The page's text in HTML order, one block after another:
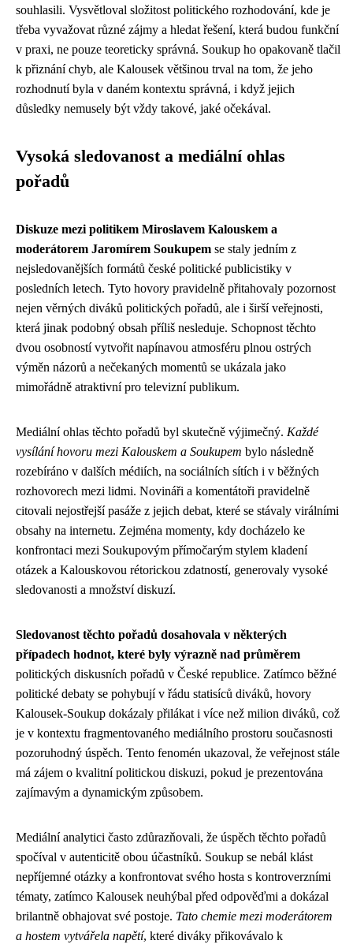
souhlasili. Vysvětloval složitost politického rozhodování, kde je
třeba vyvažovat různé zájmy a hledat řešení, která budou funkční
v praxi, ne pouze teoreticky správná. Soukup ho opakovaně tlačil
k přiznání chyb, ale Kalousek většinou trval na tom, že jeho
rozhodnutí byla v daném kontextu správná, i když jejich
důsledky nemusely být vždy takové, jaké očekával.
Vysoká sledovanost a mediální ohlas
pořadů
Diskuze mezi politikem Miroslavem Kalouskem a
moderátorem Jaromírem Soukupem se staly jedním z
nejsledovanějších formátů české politické publicistiky v
posledních letech. Tyto hovory pravidelně přitahovaly pozornost
nejen věrných diváků politických pořadů, ale i širší veřejnosti,
která jinak podobný obsah příliš nesleduje. Schopnost těchto
dvou osobností vytvořit napínavou atmosféru plnou ostrých
výměn názorů a nečekaných momentů se ukázala jako
mimořádně atraktivní pro televizní publikum.
Mediální ohlas těchto pořadů byl skutečně výjimečný. Každé
vysílání hovoru mezi Kalouskem a Soukupem bylo následně
rozebíráno v dalších médiích, na sociálních sítích i v běžných
rozhovorech mezi lidmi. Novináři a komentátoři pravidelně
citovali nejostřejší pasáže z jejich debat, které se stávaly virálními
obsahy na internetu. Zejména momenty, kdy docházelo ke
konfrontaci mezi Soukupovým přímočarým stylem kladení
otázek a Kalouskovou rétorickou zdatností, generovaly vysoké
sledovanosti a množství diskuzí.
Sledovanost těchto pořadů dosahovala v některých
případech hodnot, které byly výrazně nad průměrem
politických diskusních pořadů v České republice. Zatímco běžné
politické debaty se pohybují v řádu statisíců diváků, hovory
Kalousek-Soukup dokázaly přilákat i více než milion diváků, což
je v kontextu fragmentovaného mediálního prostoru současnosti
pozoruhodný úspěch. Tento fenomén ukazoval, že veřejnost stále
má zájem o kvalitní politickou diskuzi, pokud je prezentována
zajímavým a dynamickým způsobem.
Mediální analytici často zdůrazňovali, že úspěch těchto pořadů
spočíval v autenticitě obou účastníků. Soukup se nebál klást
nepříjemné otázky a konfrontovat svého hosta s kontroverzními
tématy, zatímco Kalousek neuhýbal před odpověďmi a dokázal
brilantně obhajovat své postoje. Tato chemie mezi moderátorem
a hostem vytvářela napětí, které diváky přikovávalo k